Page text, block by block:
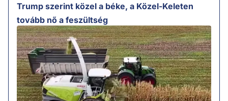
Trump szerint közel a béke, a Közel-Keleten
tovább nő a feszültség